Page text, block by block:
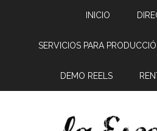
INICIO
SERVICIOS PARA
DEMO REELS